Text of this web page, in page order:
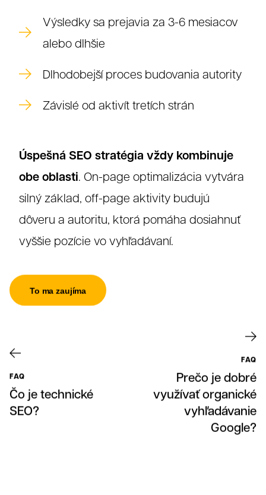
Výsledky sa prejavia za 3-6 mesiacov
alebo dlhšie
Dlhodobejší proces budovania autority
Závislé od aktivít tretích strán
Úspešná SEO stratégia vždy kombinuje
obe oblasti. On-page optimalizácia vytvára
silný základ, off-page aktivity budujú
dôveru a autoritu, ktorá pomáha dosiahnuť
vyššie pozície vo vyhľadávaní.
To ma zaujíma
FAQ
Čo je technické
SEO?
FAQ
Prečo je dobré
využívať organické
vyhľadávanie
Google?